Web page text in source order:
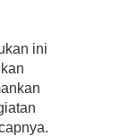
ini